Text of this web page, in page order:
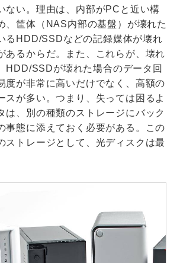
ない。理由は、内部がPCと近い構
、筐体（NAS内部の基盤）が壊れた
るHDD/SSDなどの記録媒体が壊れ
あるからだ。また、これらが、壊れ
HDD/SSDが壊れた場合のデータ回
度が非常に高いだけでなく、高額の
スが多い。つまり、失っては困るよ
は、別の種類のストレージにバック
事態に添えておく必要がある。この
ストレージとして、光ディスクは最